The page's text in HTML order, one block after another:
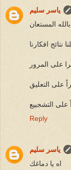
ياسر سليم
بالله المستعان
نتائج افكارنا
على المرور
على التعليق
التشجييع
Reply
ياسر سليم
اه يا دماغك